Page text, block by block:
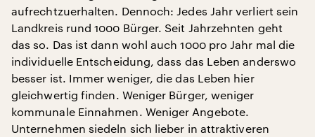
aufrechtzuerhalten. Dennoch: Jedes Jahr verliert sein
Landkreis rund 1000 Bürger. Seit Jahrzehnten geht
das so. Das ist dann wohl auch 1000 pro Jahr mal die
individuelle Entscheidung, dass das Leben anderswo
besser ist. Immer weniger, die das Leben hier
gleichwertig finden. Weniger Bürger, weniger
kommunale Einnahmen. Weniger Angebote.
Unternehmen siedeln sich lieber in attraktiveren